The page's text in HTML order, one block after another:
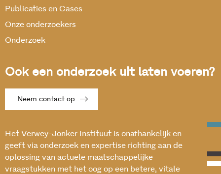
Publicaties en Cases
Onze onderzoekers
Onderzoek
Ook een onderzoek uit laten voeren?
Neem contact op
Het Verwey-Jonker Instituut is onafhankelijk en
geeft via onderzoek en expertise richting aan de
oplossing van actuele maatschappelijke
vraagstukken met het oog op een betere, vitale